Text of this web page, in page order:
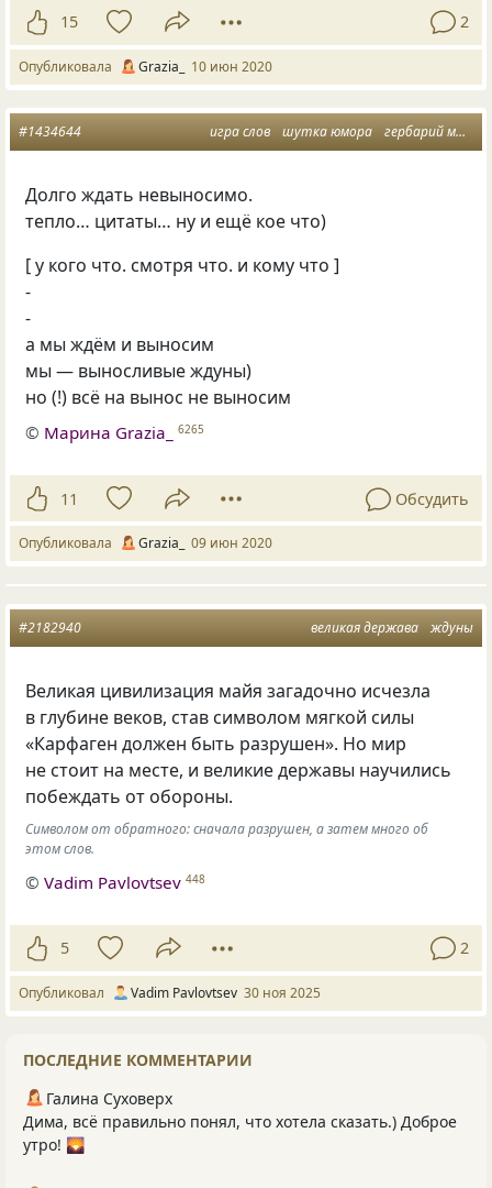
15 2
Опубликовала Grazia_ 10 июн 2020
игра слов шутка юмора гербарий мыслей
#1434644
Долго ждать невыносимо.
тепло… цитаты… ну и ещё кое что)
[ у кого что. смотря что. и кому что ]
-
-
а мы ждём и выносим
мы — выносливые ждуны)
но (!) всё на вынос не выносим
© Марина Grazia_ 6265
11 Обсудить
Опубликовала Grazia_ 09 июн 2020
великая держава ждуны
#2182940
Великая цивилизация майя загадочно исчезла
в глубине веков, став символом мягкой силы
«Карфаген должен быть разрушен». Но мир
не стоит на месте, и великие державы научились
побеждать от обороны.
Символом от обратного: сначала разрушен, а затем много об
этом слов.
©Vadim Pavlovtsev 448
5 2
Опубликовал Vadim Pavlovtsev 30 ноя 2025
ПОСЛЕДНИЕ КОММЕНТАРИИ
Галина Суховерх
Дима, всё правильно понял, что хотела сказать.) Доброе
утро! 🌄